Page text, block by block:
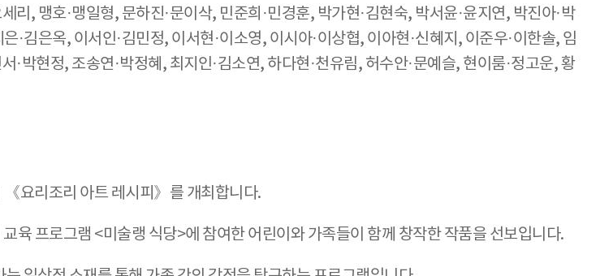
리, 맹호·맹일형, 문하진·문이삭, 민준희·민경훈, 박가현·김현숙, 박서윤·윤지연, 박진아·박
·김은옥, 이서인·김민정, 이서현·이소영, 이시아·이상협, 이아현·신혜지, 이준우·이한솔, 임
·박현정, 조송연·박정혜, 최지인·김소연, 하다현·천유림, 허수안·문예슬, 현이룸·정고운, 황
요리조리 아트 레시피》를 개최합니다.
프로그램 <미술랭 식당>에 참여한 어린이와 가족들이 함께 창작한 작품을 선보입니다.